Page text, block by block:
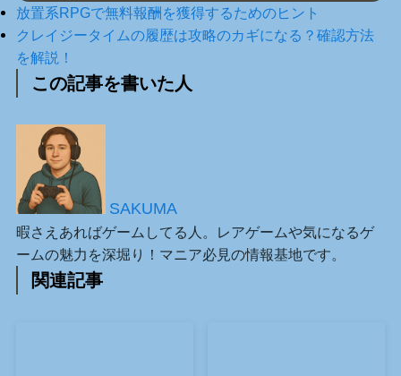
放置系RPGで無料報酬を獲得するためのヒント
クレイジータイムの履歴は攻略のカギになる？確認方法
を解説！
この記事を書いた人
SAKUMA
暇さえあればゲームしてる人。レアゲームや気になるゲ
ームの魅力を深堀り！マニア必見の情報基地です。
関連記事